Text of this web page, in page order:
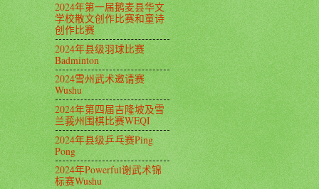
2024年第一届鹅麦县华文
学校散文创作比赛和童诗
创作比赛
2024年县级羽球比赛
Badminton
2024雪州武术邀请赛
Wushu
2024年第四届吉隆坡及雪
兰莪州围棋比赛WEQI
2024年县级乒乓赛Ping
Pong
2024年Powerful谢武术锦
标赛Wushu